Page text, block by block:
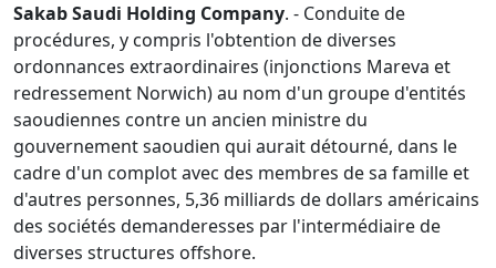
qui a donné lieu à un jugement historique de 2,6
milliards USD. Il possède également une vaste
expérience dans le règlement de différends en dehors
des tribunaux, par le biais de médiations et d’arbitrages
confidentiels. Plusieurs de ses dossiers comportent des
éléments transfrontaliers impliquant les États-Unis,
l’Asie, l’Europe et l’Amérique du Sud.
Jason gagne la confiance des clients confrontés à des
différends importants en prenant le temps de
Sakab Saudi Holding Company. - Conduite de
procédures, y compris l'obtention de diverses
ordonnances extraordinaires (injonctions Mareva et
redressement Norwich) au nom d'un groupe d'entités
saoudiennes contre un ancien ministre du
gouvernement saoudien qui aurait détourné, dans le
cadre d'un complot avec des membres de sa famille et
d'autres personnes, 5,36 milliards de dollars américains
des sociétés demanderesses par l'intermédiaire de
diverses structures offshore.